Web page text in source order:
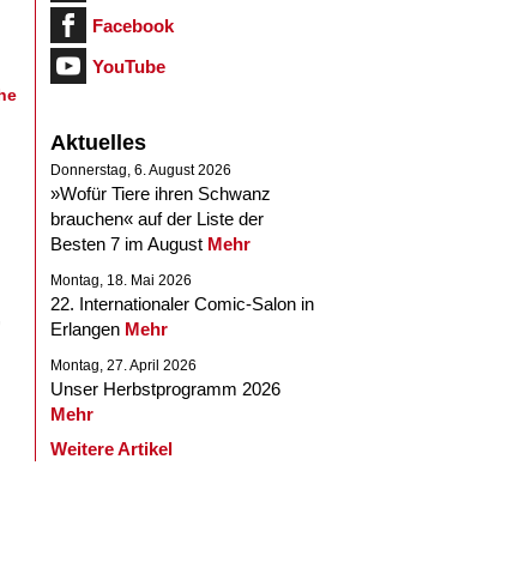
Facebook
YouTube
Aktuelles
Donnerstag, 6. August 2026
»Wofür Tiere ihren Schwanz
brauchen« auf der Liste der
Besten 7 im August Mehr
Montag, 18. Mai 2026
22. Internationaler Comic-Salon in
Erlangen Mehr
Montag, 27. April 2026
Unser Herbstprogramm 2026
Mehr
Weitere Artikel